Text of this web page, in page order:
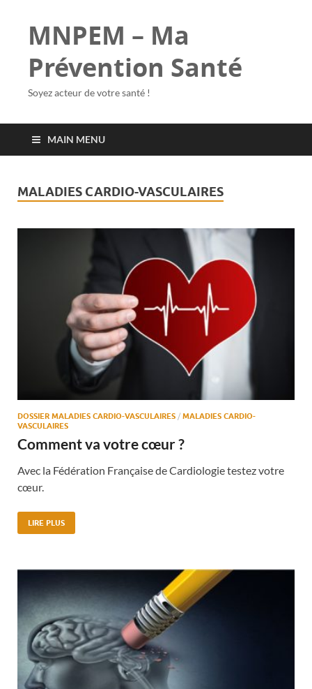
MNPEM – Ma
Prévention Santé
Soyez acteur de votre santé !
MAIN MENU
MALADIES CARDIO-VASCULAIRES
DOSSIER MALADIES CARDIO-VASCULAIRES / MALADIES CARDIO-
VASCULAIRES
Comment va votre cœur ?
Avec la Fédération Française de Cardiologie testez votre
cœur.
LIRE PLUS